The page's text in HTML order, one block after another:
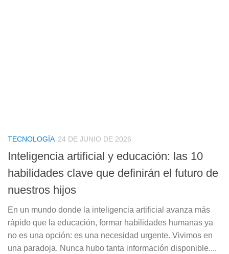
TECNOLOGÍA 24 DE JUNIO DE 2026
Inteligencia artificial y educación: las 10
habilidades clave que definirán el futuro de
nuestros hijos
En un mundo donde la inteligencia artificial avanza más
rápido que la educación, formar habilidades humanas ya
no es una opción: es una necesidad urgente. Vivimos en
una paradoja. Nunca hubo tanta información disponible....